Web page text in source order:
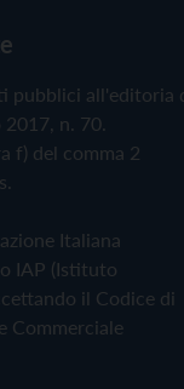
pubblici all'editoria
n. 70.
f) del comma 2
Italiana
IAP (Istituto
il Codice di
Commerciale